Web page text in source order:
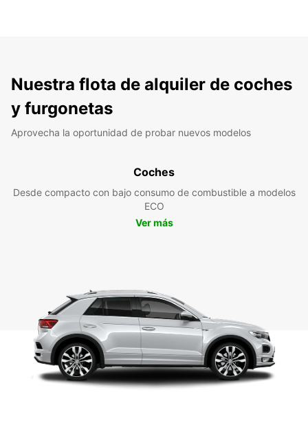
Nuestra flota de alquiler de coches
y furgonetas
Aprovecha la oportunidad de probar nuevos modelos
Coches
Desde compacto con bajo consumo de combustible a modelos
ECO
Ver más